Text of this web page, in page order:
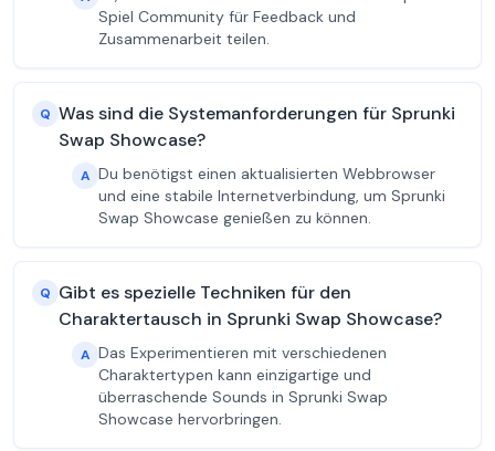
Spiel Community für Feedback und
Zusammenarbeit teilen.
Q Was sind die Systemanforderungen für Sprunki
Swap Showcase?
A Du benötigst einen aktualisierten Webbrowser
und eine stabile Internetverbindung, um Sprunki
Swap Showcase genießen zu können.
Q Gibt es spezielle Techniken für den
Charaktertausch in Sprunki Swap Showcase?
A Das Experimentieren mit verschiedenen
Charaktertypen kann einzigartige und
überraschende Sounds in Sprunki Swap
Showcase hervorbringen.